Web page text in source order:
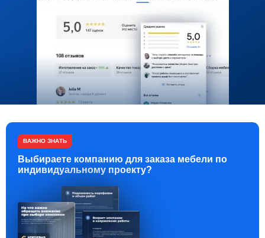
ВАЖНО ЗНАТЬ
Выбираете компанию для заказа мебели по
индивидуальному проекту?